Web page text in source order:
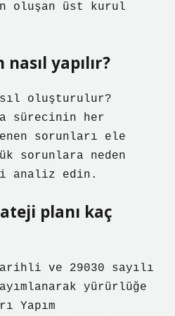
oluşan üst kurul
yapılır?
oluşturulur?
sürecinin her
sorunları ele
sorunlara neden
analiz edin.
planı kaç
ve 29030 sayılı
yürürlüğe
Yapım